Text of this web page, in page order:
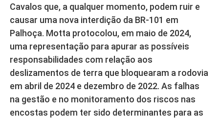
Cavalos que, a qualquer momento, podem ruir e
causar uma nova interdição da BR-101 em
Palhoça. Motta protocolou, em maio de 2024,
uma representação para apurar as possíveis
responsabilidades com relação aos
deslizamentos de terra que bloquearam a rodovia
em abril de 2024 e dezembro de 2022. As falhas
na gestão e no monitoramento dos riscos nas
encostas podem ter sido determinantes para as